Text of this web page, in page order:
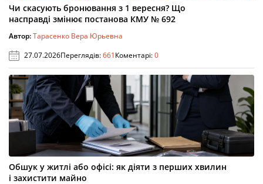
Чи скасують бронювання з 1 вересня? Що
насправді змінює постанова КМУ № 692
Автор:Тарасенко Вера Юрьевна
27.07.2026Переглядів:661Коментарі:0
Обшук у житлі або офісі: як діяти з перших хвилин
і захистити майно